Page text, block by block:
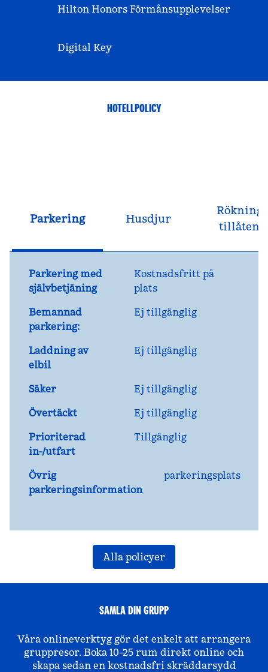
Hilton Honors Förmånsupplevelser
Digital Key
HOTELLPOLICY
Parkering Husdjur
Rökning
tillåten
Parkering med
självbetjäning
Kostnadsfritt på
plats
Bemannad
parkering:
Ej tillgänglig
Laddning av
elbil
Ej tillgänglig
Säker
Ej tillgänglig
Övertäckt
Ej tillgänglig
Prioriterad
in-/utfart
Tillgänglig
Övrig
parkeringsinformation
parkeringsplats
Alla policyer
SAMLA DIN GRUPP
Våra onlineverktyg gör det enkelt att arrangera
gruppresor. Boka 10–25 rum direkt online och
skapa sedan en kostnadsfri skräddarsydd